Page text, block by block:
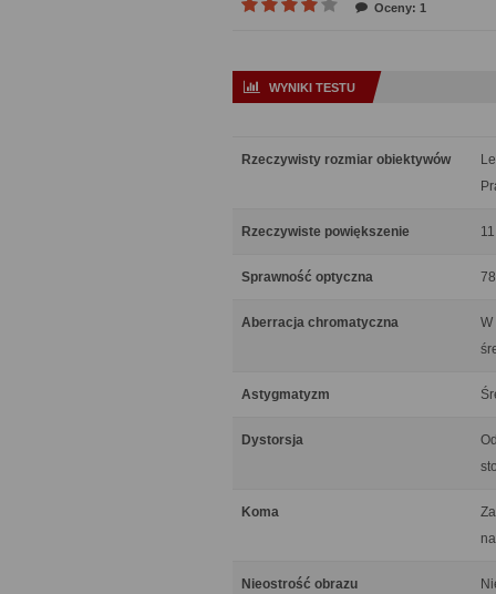
Oceny: 1
WYNIKI TESTU
Rzeczywisty rozmiar obiektywów
Rzeczywiste powiększenie
Sprawność optyczna
Aberracja chromatyczna
W
Astygmatyzm
Dystorsja
Koma
Nieostrość obrazu